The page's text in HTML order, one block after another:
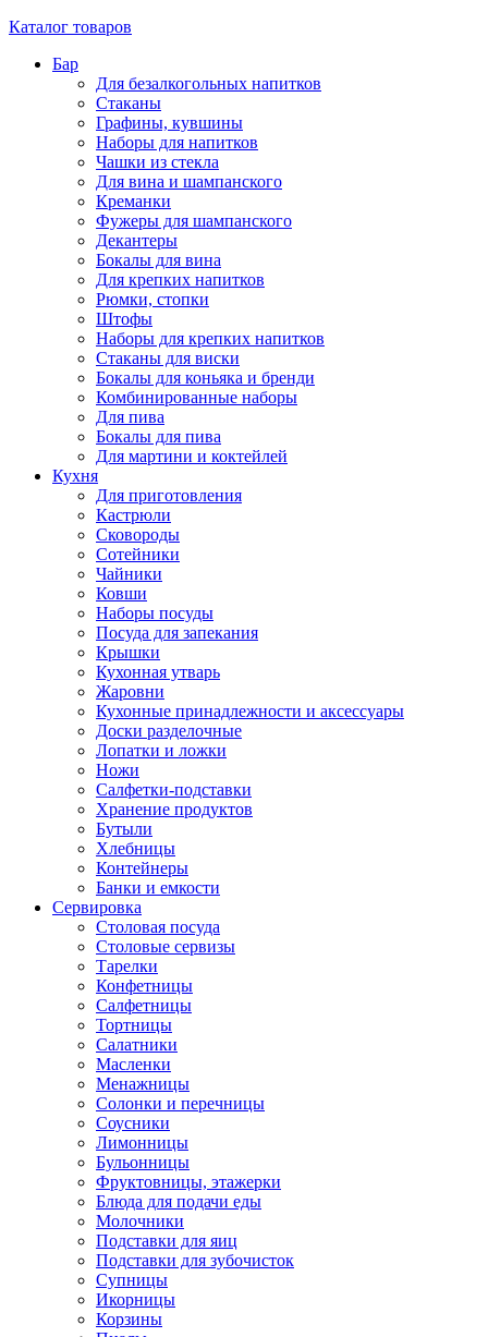
Каталог товаров
Бар
Для безалкогольных напитков
Стаканы
Графины, кувшины
Наборы для напитков
Чашки из стекла
Для вина и шампанского
Креманки
Фужеры для шампанского
Декантеры
Бокалы для вина
Для крепких напитков
Рюмки, стопки
Штофы
Наборы для крепких напитков
Стаканы для виски
Бокалы для коньяка и бренди
Комбинированные наборы
Для пива
Бокалы для пива
Для мартини и коктейлей
Кухня
Для приготовления
Кастрюли
Сковороды
Сотейники
Чайники
Ковши
Наборы посуды
Посуда для запекания
Крышки
Кухонная утварь
Жаровни
Кухонные принадлежности и аксессуары
Доски разделочные
Лопатки и ложки
Ножи
Салфетки-подставки
Хранение продуктов
Бутыли
Хлебницы
Контейнеры
Банки и емкости
Сервировка
Столовая посуда
Столовые сервизы
Тарелки
Конфетницы
Салфетницы
Тортницы
Салатники
Масленки
Менажницы
Солонки и перечницы
Соусники
Лимонницы
Бульонницы
Фруктовницы, этажерки
Блюда для подачи еды
Молочники
Подставки для яиц
Подставки для зубочисток
Супницы
Икорницы
Корзины